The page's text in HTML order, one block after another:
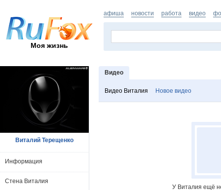
Моя жизнь
афиша новости работа видео
Видео
Видео Виталия Новое видео
У Виталия ещё
Виталий Терещенко
Информация
Стена Виталия